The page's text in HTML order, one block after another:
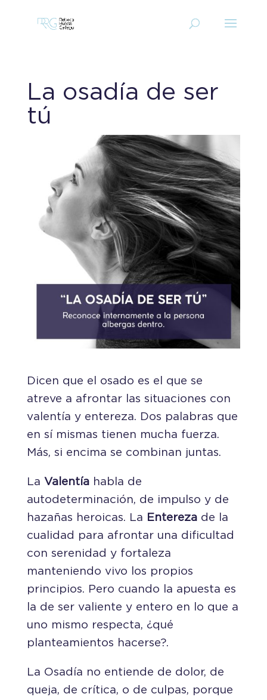
La osadía de ser
tú
Dicen que el osado es el que se
atreve a afrontar las situaciones con
valentía y entereza. Dos palabras que
en sí mismas tienen mucha fuerza.
Más, si encima se combinan juntas.
La Valentíahabla de
autodeterminación, de impulso y de
hazañas heroicas. La
Enterezade la
cualidad para afrontar una dificultad
con serenidad y fortaleza
manteniendo vivo los propios
principios. Pero cuando la apuesta es
la de ser valiente y entero en lo que a
uno mismo respecta, ¿qué
planteamientos hacerse?.
La Osadía no entiende de dolor, de
queja, de crítica, o de culpas, porque